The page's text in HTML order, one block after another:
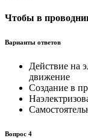
Чтобы в
Варианты ответов
Действие на
движение
Создание в
Вопрос 4